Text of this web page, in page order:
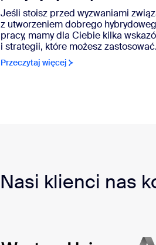
Jeśli stoisz przed wyzwaniami
z utworzeniem dobrego
pracy, mamy dla Ciebie kilka
i strategii, które możesz zastosować.
Przeczytaj więcej
Nasi klienci nas